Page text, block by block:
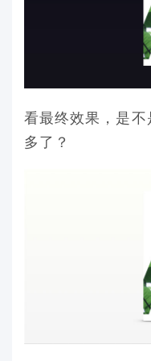
看最终效果，是
多了？